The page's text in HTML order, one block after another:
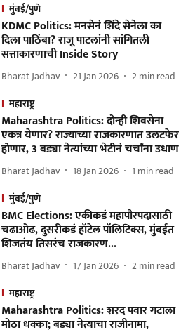
मुंबई/पुणे
KDMC Politics: मनसेनं शिंदे सेनेला का
दिला पाठिंबा? राजू पाटलांनी सांगितली
सत्ताकारणाची Inside Story
Bharat Jadhav 21 Jan 2026 2min read
महाराष्ट्र
Maharashtra Politics: दोन्ही शिवसेना
एकत्र येणार? राज्याच्या राजकारणात उलटफेर
होणार, 3 बड्या नेत्यांच्या भेटीनं चर्चांना उधाण
Bharat Jadhav 18 Jan 2026 1 min read
मुंबई/पुणे
BMC Elections: एकीकडं महापौरपदासाठी
चढाओढ, दुसरीकडं हॉटेल पॉलिटिक्स, मुंबईत
शिजतंय तिसरंच राजकारण...
Bharat Jadhav 17 Jan 2026 2min read
महाराष्ट्र
Maharashtra Politics: शरद पवार गटाला
मोठा धक्का; बड्या नेत्याचा राजीनामा,